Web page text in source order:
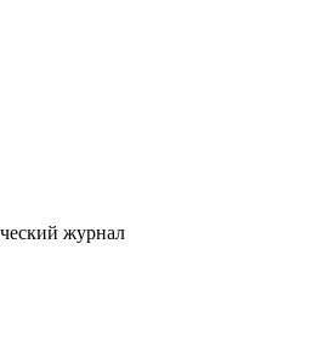
журнал